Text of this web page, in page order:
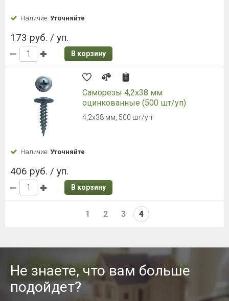
Наличие: Уточняйте
173 руб. / уп.
В корзину
Саморезы 4,2х38 мм
оцинкованные (500 шт/уп)
4,2х38 мм, 500 шт/уп
Наличие: Уточняйте
406 руб. / уп.
В корзину
1 2 3 4
Не знаете, что вам больше
подойдет?